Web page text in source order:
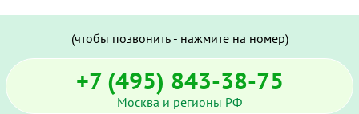
(чтобы позвонить - нажмите на номер)
+7 (495) 843-38-75
Москва и регионы РФ